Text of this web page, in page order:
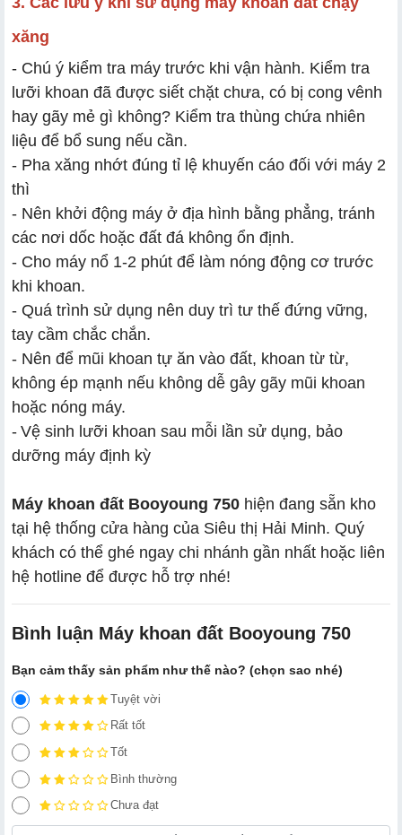
xăng
- Chú ý kiểm tra máy trước khi vận hành. Kiểm tra
lưỡi khoan đã được siết chặt chưa, có bị cong vênh
hay gãy mẻ gì không? Kiểm tra thùng chứa nhiên
liệu để bổ sung nếu cần.
- Pha xăng nhớt đúng tỉ lệ khuyến cáo đối với máy 2
thì
- Nên khởi động máy ở địa hình bằng phẳng, tránh
các nơi dốc hoặc đất đá không ổn định.
- Cho máy nổ 1-2 phút để làm nóng động cơ trước
khi khoan.
- Quá trình sử dụng nên duy trì tư thế đứng vững,
tay cầm chắc chắn.
- Nên để mũi khoan tự ăn vào đất, khoan từ từ,
không ép mạnh nếu không dễ gây gãy mũi khoan
hoặc nóng máy.
- Vệ sinh lưỡi khoan sau mỗi lần sử dụng, bảo
dưỡng máy định kỳ
Máy khoan đất Booyoung 750 hiện đang sẵn kho
tại hệ thống cửa hàng của Siêu thị Hải Minh. Quý
khách có thể ghé ngay chi nhánh gần nhất hoặc liên
hệ hotline để được hỗ trợ nhé!
Bình luận Máy khoan đất Booyoung 750
Bạn cảm thấy sản phẩm như thế nào? (chọn sao nhé)
Tuyệt vời
Rất tốt
Tốt
Bình thường
Chưa đạt